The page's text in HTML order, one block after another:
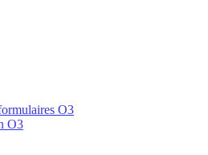
O3
O3